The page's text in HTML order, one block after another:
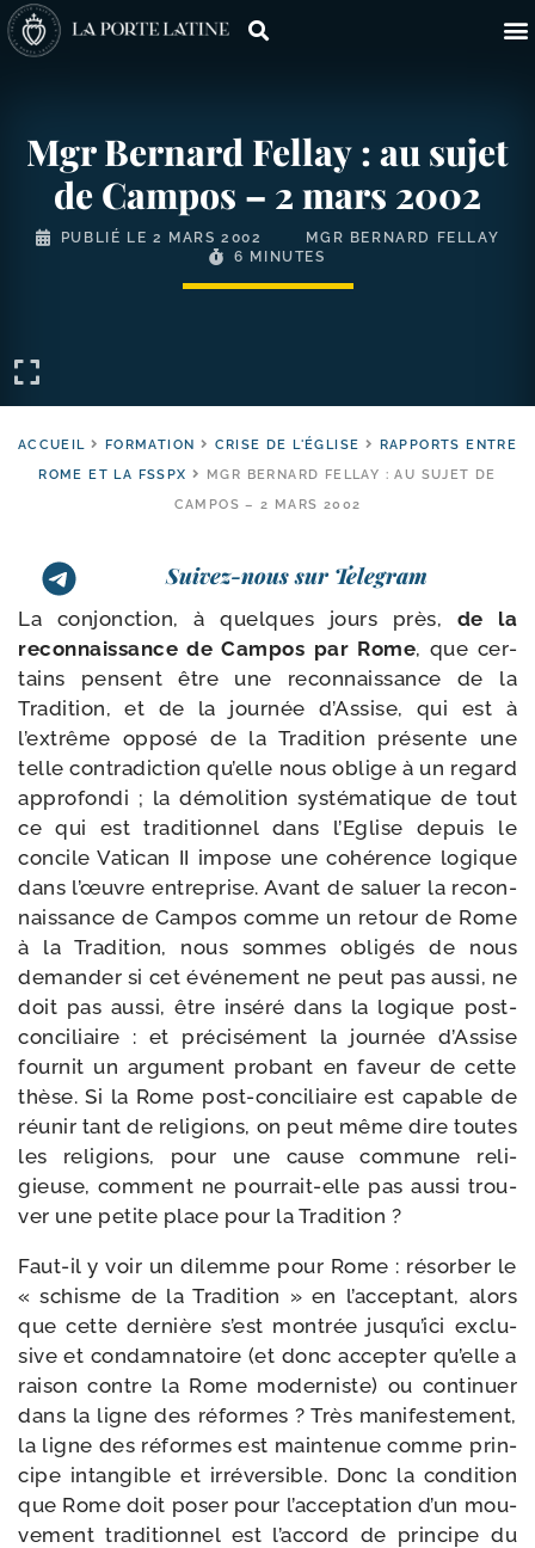
Mgr Bernard Fellay : au sujet
de Campos – 2 mars 2002
PUBLIÉ LE 2 MARS 2002
MGR BERNARD FELLAY
6 MINUTES
ACCUEIL FORMATION CRISE DE L'ÉGLISE
RAPPORTS ENTRE
ROME ET LA FSSPX
MGR BERNARD FELLAY : AU SUJET DE
CAMPOS – 2 MARS 2002
Suivez-nous sur Telegram
La conjonc­tion, à quelques jours près, de la
recon­nais­sance de Campos par Rome, que cer­
tains pensent être une recon­nais­sance de la
Tradition, et de la jour­née d’Assise, qui est à
l’extrême oppo­sé de la Tradition pré­sente une
telle contra­dic­tion qu’elle nous oblige à un regard
appro­fon­di ; la démo­li­tion sys­té­ma­tique de tout
ce qui est tra­di­tion­nel dans l’Eglise depuis le
concile Vatican II impose une cohé­rence logique
dans l’œuvre entre­prise. Avant de saluer la recon­
nais­sance de Campos comme un retour de Rome
à la Tradition, nous sommes obli­gés de nous
deman­der si cet évé­ne­ment ne peut pas aus­si, ne
doit pas aus­si, être insé­ré dans la logique post-​
conciliaire : et pré­ci­sé­ment la jour­née d’Assise
four­nit un argu­ment pro­bant en faveur de cette
thèse. Si la Rome post-​conciliaire est capable de
réunir tant de reli­gions, on peut même dire toutes
les reli­gions, pour une cause com­mune reli­
gieuse, com­ment ne pourrait-​elle pas aus­si trou­
ver une petite place pour la Tradition ?
Faut-​il y voir un dilemme pour Rome : résor­ber le
« schisme de la Tradition » en l’acceptant, alors
que cette der­nière s’est mon­trée jusqu’ici exclu­
sive et condam­na­toire (et donc accep­ter qu’elle a
rai­son contre la Rome moder­niste) ou conti­nuer
dans la ligne des réformes ? Très mani­fes­te­ment,
la ligne des réformes est main­te­nue comme prin­
cipe intan­gible et irré­ver­sible. Donc la condi­tion
que Rome doit poser pour l’acceptation d’un mou­
ve­ment tra­di­tion­nel est l’accord de prin­cipe du